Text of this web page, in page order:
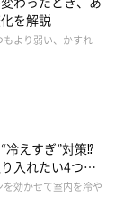
んは穏やかで控
）、はるま（取
えめな性格をし
ないのですが、動
を解説
より弱い、かすれ
冷えすぎ”対策⁉
入れたい4つの
効かせて室内を冷や